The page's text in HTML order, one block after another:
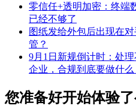
零信任+透明加密：终端
已经不够了
图纸发给外包后出现在
管？
9月1日新规倒计时：处
企业，合规到底要做什么
您准备好开始体验